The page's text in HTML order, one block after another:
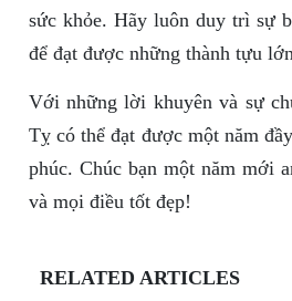
sức khỏe. Hãy luôn duy trì sự
để đạt được những thành tựu
Với những lời khuyên và sự
Tỵ có thể đạt được một năm
phúc. Chúc bạn một năm mới
và mọi điều tốt đẹp!
RELATED ARTICLES